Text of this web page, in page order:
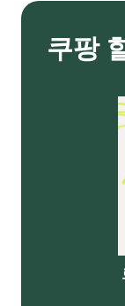
쿠팡